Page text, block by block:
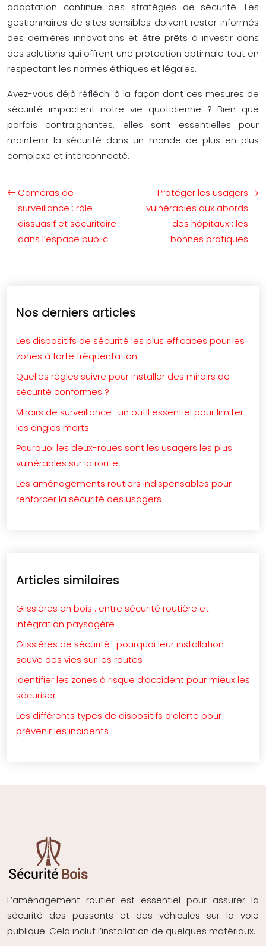
adaptation continue des stratégies de sécurité. Les
gestionnaires de sites sensibles doivent rester informés
des dernières innovations et être prêts à investir dans
des solutions qui offrent une protection optimale tout en
respectant les normes éthiques et légales.
Avez-vous déjà réfléchi à la façon dont ces mesures de
sécurité impactent notre vie quotidienne ? Bien que
parfois contraignantes, elles sont essentielles pour
maintenir la sécurité dans un monde de plus en plus
complexe et interconnecté.
Caméras de
surveillance : rôle
dissuasif et sécuritaire
dans l’espace public
Protéger les usagers
vulnérables aux abords
des hôpitaux : les
bonnes pratiques
Nos derniers articles
Les dispositifs de sécurité les plus efficaces pour les
zones à forte fréquentation
Quelles règles suivre pour installer des miroirs de
sécurité conformes ?
Miroirs de surveillance : un outil essentiel pour limiter
les angles morts
Pourquoi les deux-roues sont les usagers les plus
vulnérables sur la route
Les aménagements routiers indispensables pour
renforcer la sécurité des usagers
Articles similaires
Glissières en bois : entre sécurité routière et
intégration paysagère
Glissières de sécurité : pourquoi leur installation
sauve des vies sur les routes
Identifier les zones à risque d’accident pour mieux les
sécuriser
Les différents types de dispositifs d’alerte pour
prévenir les incidents
L’aménagement routier est essentiel pour assurer la
sécurité des passants et des véhicules sur la voie
publique. Cela inclut l’installation de quelques matériaux.